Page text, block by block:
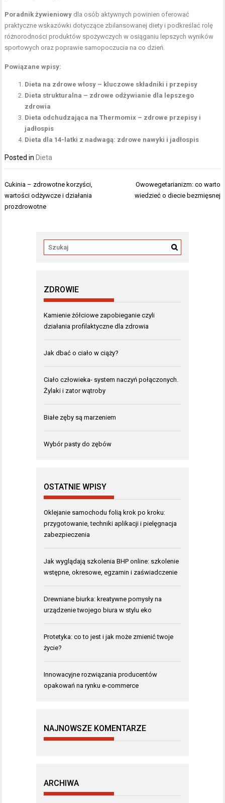
Poradnik żywieniowy dla osób aktywnych powinien oferować
praktyczne wskazówki dotyczące zbilansowanej diety i podkreślać rolę
różnorodności produktów spożywczych w osiąganiu lepszych wyników
sportowych oraz poprawie samopoczucia na co dzień.
Powiązane wpisy:
Dieta na zdrowe włosy – kluczowe składniki i przepisy
Dieta strukturalna – zdrowe odżywianie dla lepszego
zdrowia
Dieta odchudzająca na Thermomix – zdrowe przepisy i
jadłospis
Dieta dla 14-latki z nadwagą: zdrowe nawyki i jadłospis
Posted in Dieta
Nawigacja
wpisu
Cukinia – zdrowotne korzyści,
wartości odżywcze i działania
prozdrowotne
Owowegetarianizm: co warto
wiedzieć o diecie bezmięsnej
ZDROWIE
Kamienie żółciowe zapobieganie czyli
działania profilaktyczne dla zdrowia
Jak dbać o ciało w ciąży?
Ciało człowieka- system naczyń połączonych.
Żylaki i zator wątroby
Białe zęby są marzeniem
Wybór pasty do zębów
OSTATNIE WPISY
Oklejanie samochodu folią krok po kroku:
przygotowanie, techniki aplikacji i pielęgnacja
zabezpieczenia
Jak wyglądają szkolenia BHP online: szkolenie
wstępne, okresowe, egzamin i zaświadczenie
Drewniane biurka: kreatywne pomysły na
urządzenie twojego biura w stylu eko
Protetyka: co to jest i jak może zmienić twoje
życie?
Innowacyjne rozwiązania producentów
opakowań na rynku e-commerce
NAJNOWSZE KOMENTARZE
ARCHIWA